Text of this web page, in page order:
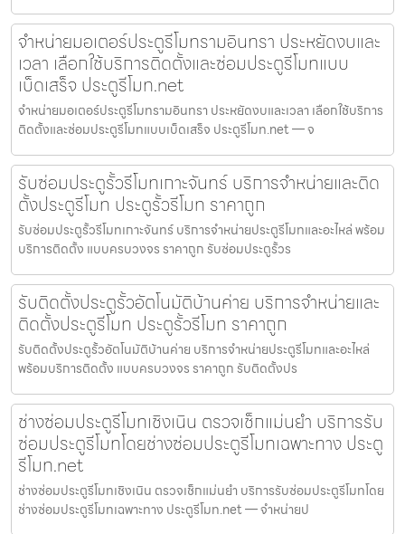
จำหน่ายมอเตอร์ประตูรีโมทรามอินทรา ประหยัดงบและ
เวลา เลือกใช้บริการติดตั้งและซ่อมประตูรีโมทแบบ
เบ็ดเสร็จ ประตูรีโมท.net
จำหน่ายมอเตอร์ประตูรีโมทรามอินทรา ประหยัดงบและเวลา เลือกใช้บริการ
ติดตั้งและซ่อมประตูรีโมทแบบเบ็ดเสร็จ ประตูรีโมท.net — จ
รับซ่อมประตูรั้วรีโมทเกาะจันทร์ บริการจำหน่ายและติด
ตั้งประตูรีโมท ประตูรั้วรีโมท ราคาถูก
รับซ่อมประตูรั้วรีโมทเกาะจันทร์ บริการจำหน่ายประตูรีโมทและอะไหล่ พร้อม
บริการติดตั้ง แบบครบวงจร ราคาถูก รับซ่อมประตูรั้วร
รับติดตั้งประตูรั้วอัตโนมัติบ้านค่าย บริการจำหน่ายและ
ติดตั้งประตูรีโมท ประตูรั้วรีโมท ราคาถูก
รับติดตั้งประตูรั้วอัตโนมัติบ้านค่าย บริการจำหน่ายประตูรีโมทและอะไหล่
พร้อมบริการติดตั้ง แบบครบวงจร ราคาถูก รับติดตั้งปร
ช่างซ่อมประตูรีโมทเชิงเนิน ตรวจเช็กแม่นยำ บริการรับ
ซ่อมประตูรีโมทโดยช่างซ่อมประตูรีโมทเฉพาะทาง ประตู
รีโมท.net
ช่างซ่อมประตูรีโมทเชิงเนิน ตรวจเช็กแม่นยำ บริการรับซ่อมประตูรีโมทโดย
ช่างซ่อมประตูรีโมทเฉพาะทาง ประตูรีโมท.net — จำหน่ายป